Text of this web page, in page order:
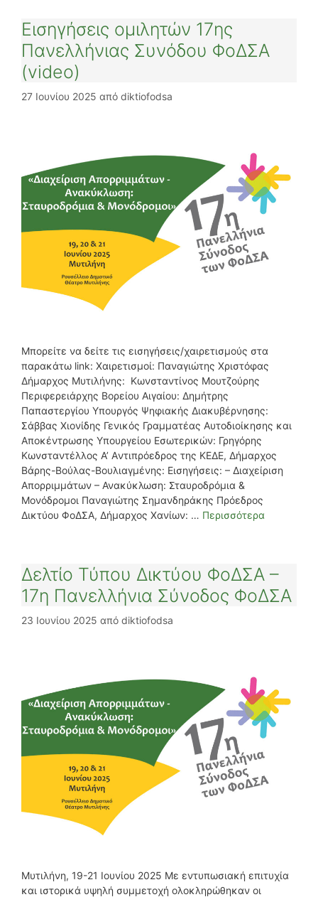
Eισηγήσεις ομιλητών 17ης
Πανελλήνιας Συνόδου ΦοΔΣΑ
(video)
27 Ιουνίου 2025 από diktiofodsa
Μπορείτε να δείτε τις εισηγήσεις/χαιρετισμούς στα
παρακάτω link: Χαιρετισμοί: Παναγιώτης Χριστόφας
Δήμαρχος Μυτιλήνης: Κωνσταντίνος Μουτζούρης
Περιφερειάρχης Βορείου Αιγαίου: Δημήτρης
Παπαστεργίου Υπουργός Ψηφιακής Διακυβέρνησης:
Σάββας Χιονίδης Γενικός Γραμματέας Αυτοδιοίκησης και
Αποκέντρωσης Υπουργείου Εσωτερικών: Γρηγόρης
Κωνσταντέλλος Α’ Aντιπρόεδρος της ΚΕΔΕ, Δήμαρχος
Βάρης-Βούλας-Βουλιαγμένης: Εισηγήσεις: – Διαχείριση
Απορριμμάτων – Ανακύκλωση: Σταυροδρόμια &
Μονόδρομοι Παναγιώτης Σημανδηράκης Πρόεδρος
Δικτύου ΦοΔΣΑ, Δήμαρχος Χανίων: … Περισσότερα
Δελτίο Τύπου Δικτύου ΦοΔΣΑ –
17η Πανελλήνια Σύνοδος ΦοΔΣΑ
23 Ιουνίου 2025 από diktiofodsa
Μυτιλήνη, 19-21 Ιουνίου 2025 Με εντυπωσιακή επιτυχία
και ιστορικά υψηλή συμμετοχή ολοκληρώθηκαν οι